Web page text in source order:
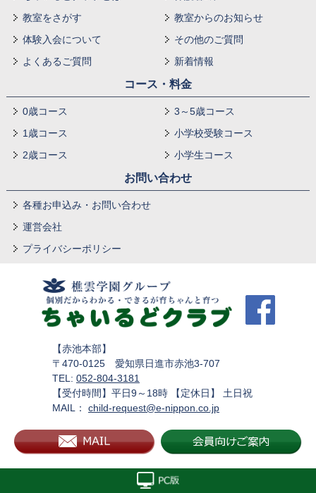
教室をさがす
体験入会について
よくあるご質問
教室からのお知らせ
その他のご質問
新着情報
コース・料金
0歳コース
1歳コース
2歳コース
3～5歳コース
小学校受験コース
小学生コース
お問い合わせ
各種お申込み・お問い合わせ
運営会社
プライバシーポリシー
【赤池本部】
〒470-0125 愛知県日進市赤池3-707
TEL: 052-804-3181
【受付時間】平日9～18時 【定休日】 土日祝
MAIL： child-request@e-nippon.co.jp